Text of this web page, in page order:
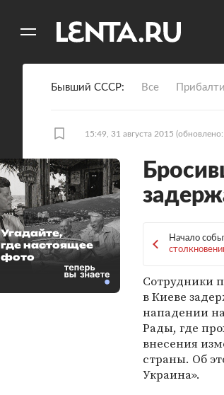
Бывший СССР Все
15:49, 31 августа 2015
Начало
Сотрудники
в Киеве
нападении
Рады, где
внесения
страны. Об
Украина».
Угадайте,
где настоящее
фото